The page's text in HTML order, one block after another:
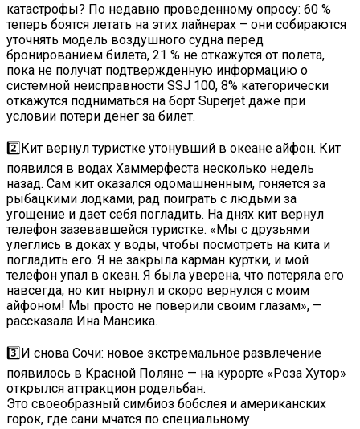
катастрофы? По недавно проведенному опросу: 60 %
теперь боятся летать на этих лайнерах – они собираются
уточнять модель воздушного судна перед
бронированием билета, 21 % не откажутся от полета,
пока не получат подтвержденную информацию о
системной неисправности SSJ 100, 8% категорически
откажутся подниматься на борт Superjet даже при
условии потери денег за билет.
2️⃣Кит вернул туристке утонувший в океане айфон. Кит
появился в водах Хаммерфеста несколько недель
назад. Сам кит оказался одомашненным, гоняется за
рыбацкими лодками, рад поиграть с людьми за
угощение и дает себя погладить. На днях кит вернул
телефон зазевавшейся туристке. «Мы с друзьями
улеглись в доках у воды, чтобы посмотреть на кита и
погладить его. Я не закрыла карман куртки, и мой
телефон упал в океан. Я была уверена, что потеряла его
навсегда, но кит нырнул и скоро вернулся с моим
айфоном! Мы просто не поверили своим глазам», —
рассказала Ина Мансика.
3️⃣И снова Сочи: новое экстремальное развлечение
появилось в Красной Поляне — на курорте «Роза Хутор»
открылся аттракцион родельбан.
Это своеобразный симбиоз бобслея и американских
горок, где сани мчатся по специальному